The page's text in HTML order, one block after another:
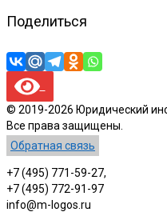
Поделиться
© 2019-2026 Юридический
Все права защищены.
Обратная связь
+7 (495) 771-59-27,
+7 (495) 772-91-97
info@m-logos.ru